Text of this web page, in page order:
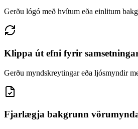
Gerðu lógó með hvítum eða einlitum
Klippa út efni fyrir
Gerðu myndskreytingar eða ljósmyndir
Fjarlægja bakgrunn